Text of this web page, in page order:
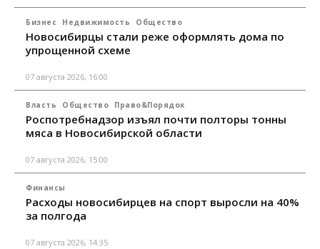
Бизнес Недвижимость Общество
Новосибирцы стали реже оформлять дома по
упрощенной схеме
07 августа 2026, 16:00
Власть Общество Право&Порядок
Роспотребнадзор изъял почти полторы тонны
мяса в Новосибирской области
07 августа 2026, 15:00
Финансы
Расходы новосибирцев на спорт выросли на 40%
за полгода
07 августа 2026, 14:35